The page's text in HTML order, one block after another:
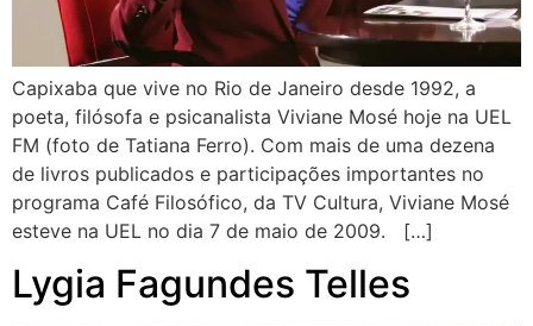
Capixaba que vive no Rio de Janeiro desde 1992, a
poeta, filósofa e psicanalista Viviane Mosé hoje na UEL
FM (foto de Tatiana Ferro). Com mais de uma dezena
de livros publicados e participações importantes no
programa Café Filosófico, da TV Cultura, Viviane Mosé
esteve na UEL no dia 7 de maio de 2009. […]
Lygia Fagundes Telles